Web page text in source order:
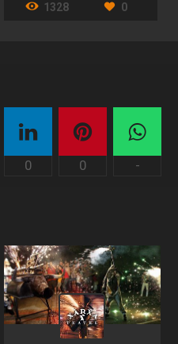
1328 0
0 0 -